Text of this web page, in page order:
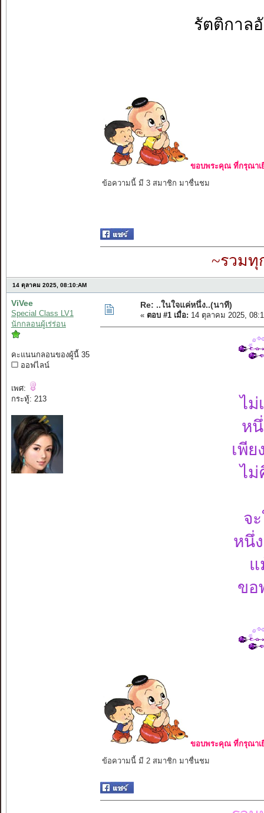
รัตติกาล
ขอบพระคุณ ที่กรุณาเ
ข้อความนี้ มี 3 สมาชิก มาชื่นชม
~รวมทุ
14 ตุลาคม 2025, 08:10:AM
ViVee
Special Class LV1
นักกลอนผู้เร่ร่อน
คะแนนกลอนของผู้นี้ 35
ออฟไลน์
เพศ:
กระทู้: 213
Re: ..ในใจแค่หนึ่ง..(นาที)
« ตอบ #1 เมื่อ: 14 ตุลาคม 2025,
ไม่
ห
เพี
ไม่
จ
หนึ่
แ
ขอ
ขอบพระคุณ ที่กรุณาเ
ข้อความนี้ มี 2 สมาชิก มาชื่นชม